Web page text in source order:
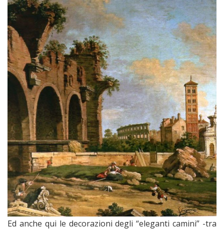
Ed anche qui le decorazioni degli “eleganti camini” -tra